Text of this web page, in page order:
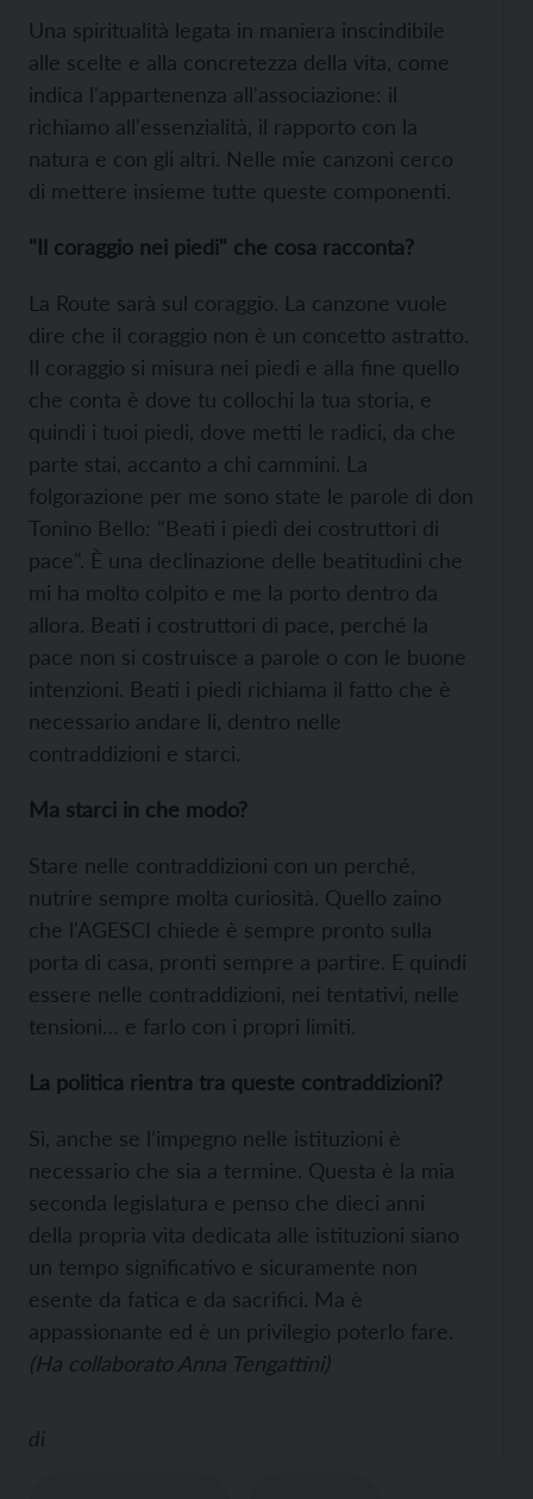
Una spiritualità legata in maniera inscindibile
alle scelte e alla concretezza della vita, come
indica l'appartenenza all'associazione: il
richiamo all'essenzialità, il rapporto con la
natura e con gli altri. Nelle mie canzoni cerco
di mettere insieme tutte queste componenti.
"Il coraggio nei piedi" che cosa racconta?
La Route sarà sul coraggio. La canzone vuole
dire che il coraggio non è un concetto astratto.
Il coraggio si misura nei piedi e alla fine quello
che conta è dove tu collochi la tua storia, e
quindi i tuoi piedi, dove metti le radici, da che
parte stai, accanto a chi cammini. La
folgorazione per me sono state le parole di don
Tonino Bello: "Beati i piedi dei costruttori di
pace". È una declinazione delle beatitudini che
mi ha molto colpito e me la porto dentro da
allora. Beati i costruttori di pace, perché la
pace non si costruisce a parole o con le buone
intenzioni. Beati i piedi richiama il fatto che è
necessario andare li, dentro nelle
contraddizioni e starci.
Ma starci in che modo?
Stare nelle contraddizioni con un perché,
nutrire sempre molta curiosità. Quello zaino
che l'AGESCI chiede è sempre pronto sulla
porta di casa, pronti sempre a partire. E quindi
essere nelle contraddizioni, nei tentativi, nelle
tensioni… e farlo con i propri limiti.
La politica rientra tra queste contraddizioni?
Sì, anche se l’impegno nelle istituzioni è
necessario che sia a termine. Questa è la mia
seconda legislatura e penso che dieci anni
della propria vita dedicata alle istituzioni siano
un tempo significativo e sicuramente non
esente da fatica e da sacrifici. Ma è
appassionante ed è un privilegio poterlo fare.
(Ha collaborato Anna Tengattini)
di